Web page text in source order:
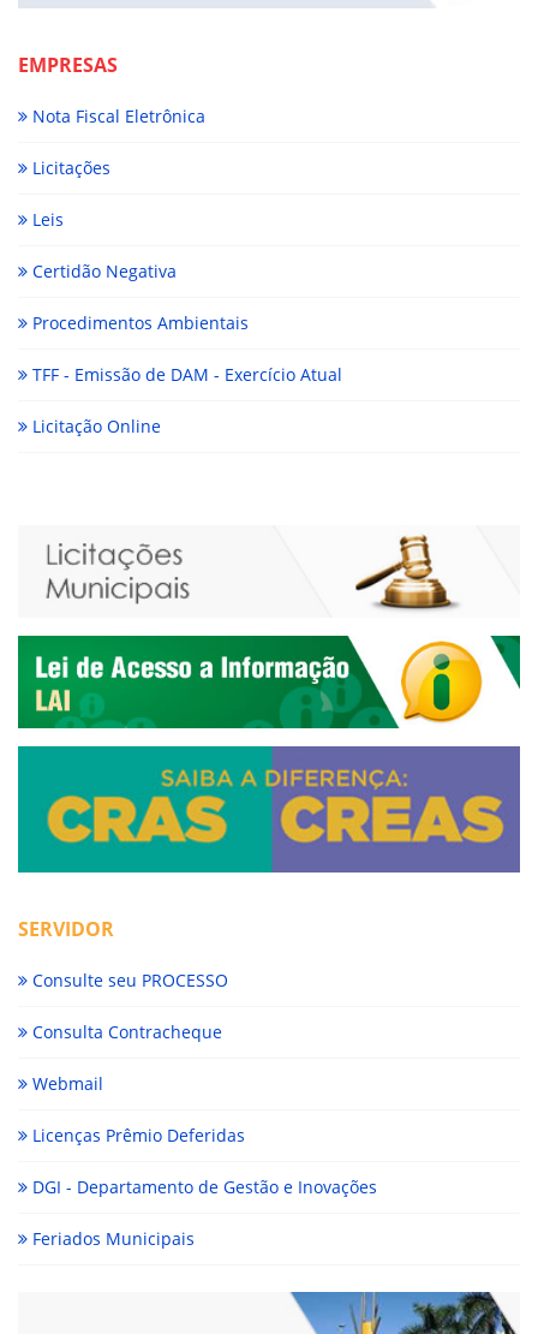
EMPRESAS
Nota Fiscal Eletrônica
Licitações
Leis
Certidão Negativa
Procedimentos Ambientais
TFF - Emissão de DAM - Exercício Atual
Licitação Online
SERVIDOR
Consulte seu PROCESSO
Consulta Contracheque
Webmail
Licenças Prêmio Deferidas
DGI - Departamento de Gestão e Inovações
Feriados Municipais